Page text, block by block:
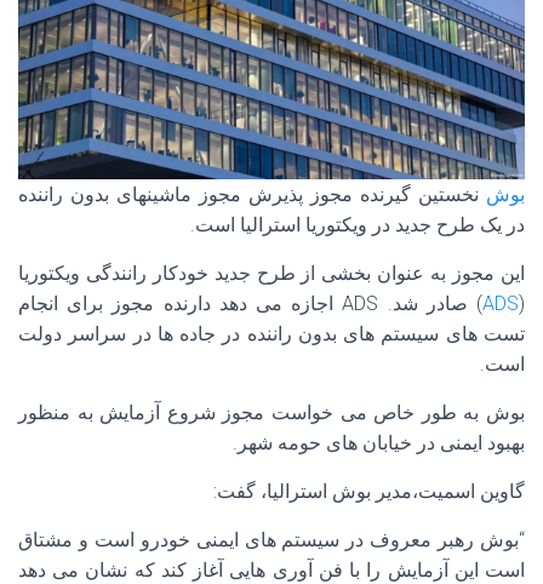
بوش نخستین گیرنده مجوز پذیرش مجوز ماشینهای بدون راننده
در یک طرح جدید در ویکتوریا استرالیا است.
این مجوز به عنوان بخشی از طرح جدید خودکار رانندگی ویکتوریا
(
ADS
) صادر شد. ADS اجازه می دهد دارنده مجوز برای انجام
تست های سیستم های بدون راننده در جاده ها در سراسر دولت
است.
بوش به طور خاص می خواست مجوز شروع آزمایش به منظور
بهبود ایمنی در خیابان های حومه شهر.
گاوین اسمیت،مدیر بوش استرالیا، گفت:
“بوش رهبر معروف در سیستم های ایمنی خودرو است و مشتاق
است این آزمایش را با فن آوری هایی آغاز کند که نشان می دهد